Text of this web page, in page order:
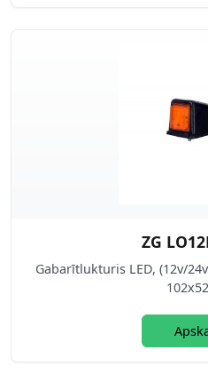
ZG
Gabarītlukturis LED, (12v/